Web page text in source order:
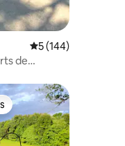
Évaluation
5 (144)
de
plus appréciés